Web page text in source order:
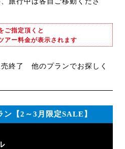
ご指定頂くと
アー料金が表示されます
終了 他のプランでお探しく
【2～3月限定SALE】